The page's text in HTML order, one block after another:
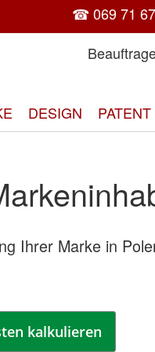
☎ 069 71
DESIGN PATENT
Ihrer Marke in
kalkulieren